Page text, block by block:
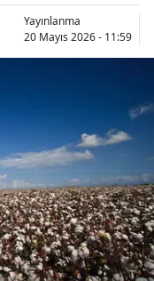
Yayınlanma
20 Mayıs 2026 - 11:59